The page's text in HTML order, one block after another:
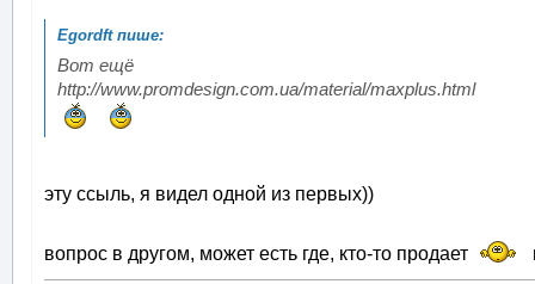
Вот ещё
http://www.promdesign.com.ua/material/maxplus.html
эту ссыль, я видел одной из первых))
вопрос в другом, может есть где, кто-то продает